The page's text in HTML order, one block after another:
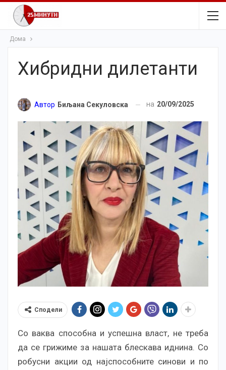
Дома
Хибридни дилетанти
Автор Биљана Секуловска на 20/09/2025
Сподели
Со ваква способна и успешна власт, не треба
да се грижиме за нашата блескава иднина. Со
робусни акции од најспособните синови и по